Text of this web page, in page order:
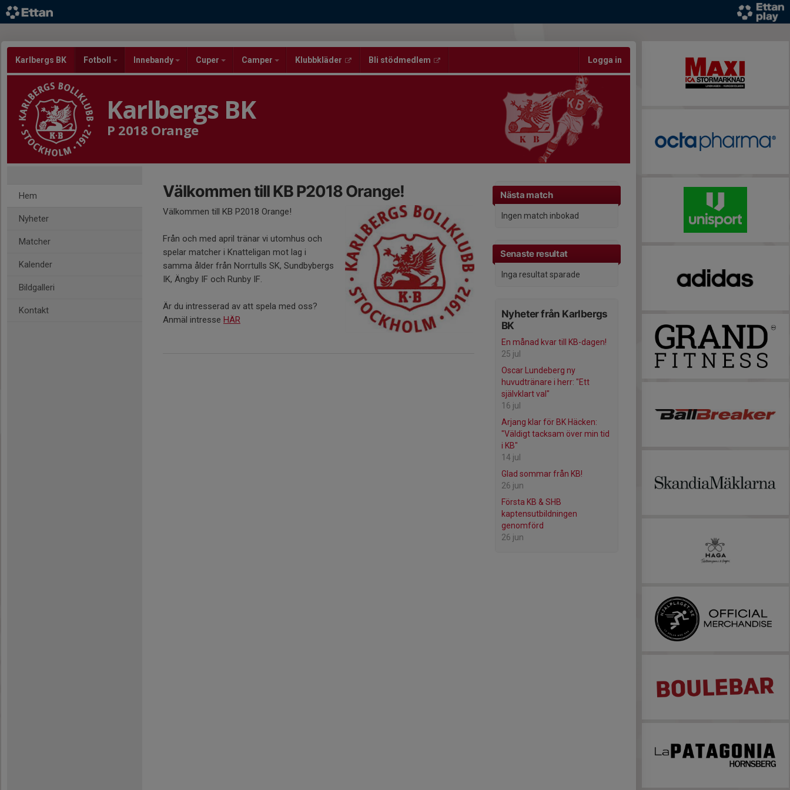
Karlbergs BK Fotboll Innebandy Cuper Camper Klubbkläder Bli stödmedlem Logga in
Karlbergs BK
P 2018 Orange
Hem
Nyheter
Matcher
Kalender
Bildgalleri
Kontakt
Nästa match
Ingen match inbokad
Senaste resultat
Inga resultat sparade
Nyheter från Karlbergs
BK
En månad kvar till KB-dagen!
25 jul
Oscar Lundeberg ny
huvudtränare i herr: "Ett
självklart val"
16 jul
Arjang klar för BK Häcken:
"Väldigt tacksam över min tid
i KB"
14 jul
Glad sommar från KB!
26 jun
Första KB & SHB
kaptensutbildningen
genomförd
26 jun
Välkommen till KB P2018 Orange!
Välkommen till KB P2018 Orange!
Från och med april tränar vi utomhus och
spelar matcher i Knatteligan mot lag i
samma ålder från Norrtulls SK, Sundbybergs
IK, Ängby IF och Runby IF.
Är du intresserad av att spela med oss?
Anmäl intresse HÄR